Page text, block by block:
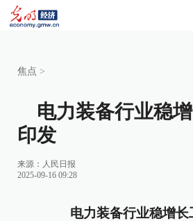
焦点 >
电力装备行业稳
印发
来源： 人民日报
2025-09-16 09:28
电力装备行业稳增长